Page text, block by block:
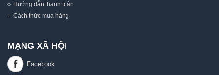
Hướng dẫn thanh toán
Cách thức mua hàng
MẠNG XÃ HỘI